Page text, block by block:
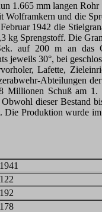
1.665 mm langen
und die
1942 die
kg Sprengstoff. Die
auf 200 m an das
30°, bei
Lafette,
Abteilungen
Schuß am 1.
dieser Bestand
Produktion wurde
1941
122
192
178